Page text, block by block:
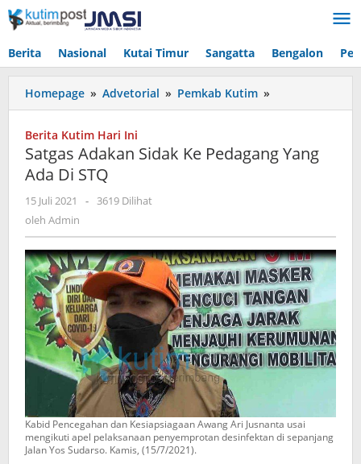
Lewati
ke
Berita Nasional Kutai Timur Sangatta Bengalon
Homepage » Advetorial » Pemkab Kutim »
Adakan
Pedagang
Berita Kutim Hari Ini
Satgas Adakan Sidak Ke Pedagang Yang
Ada Di STQ
15 Juli 2021
oleh
- 3619 Dilihat
oleh Admin
Kabid Pencegahan dan Kesiapsiagaan Awang Ari Jusnanta usai
mengikuti apel pelaksanaan penyemprotan desinfektan di sepanjang
Jalan Yos Sudarso. Kamis, (15/7/2021).